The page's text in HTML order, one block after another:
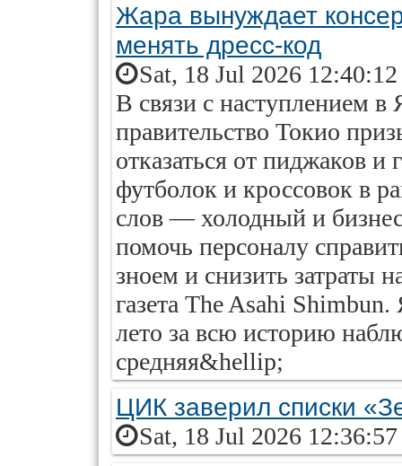
Жара вынуждает
менять дресс-код
Sat, 18 Jul 2026
В связи с наступлением в
правительство Токио
отказаться от пиджаков и
футболок и кроссовок в
слов — холодный и
помочь персоналу
зноем и снизить затраты
газета The Asahi
лето за всю историю
средняя&hellip;
ЦИК заверил списки
Sat, 18 Jul 2026